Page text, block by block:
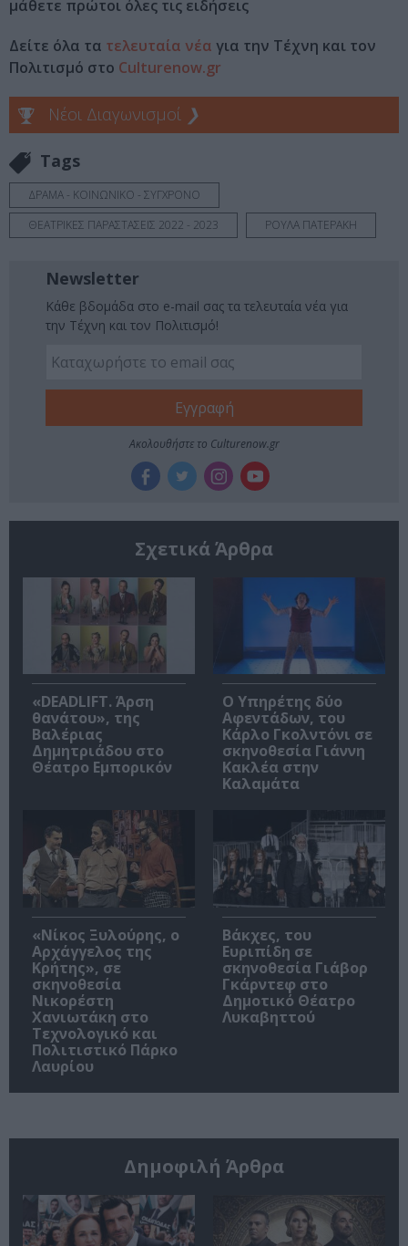
μάθετε πρώτοι όλες τις ειδήσεις
Δείτε όλα τα τελευταία νέα για την Τέχνη και τον
Πολιτισμό στο Culturenow.gr
Νέοι Διαγωνισμοί ❯
Tags
ΔΡΑΜΑ - ΚΟΙΝΩΝΙΚΟ - ΣΥΓΧΡΟΝΟ
ΘΕΑΤΡΙΚΕΣ ΠΑΡΑΣΤΑΣΕΙΣ 2022 - 2023
ΡΟΥΛΑ ΠΑΤΕΡΑΚΗ
Newsletter
Κάθε βδομάδα στο e-mail σας τα τελευταία νέα για
την Τέχνη και τον Πολιτισμό!
Ακολουθήστε το Culturenow.gr
Σχετικά Άρθρα
«DEADLIFT. Άρση
θανάτου», της
Βαλέριας
Δημητριάδου στο
Θέατρο Εμπορικόν
Ο Υπηρέτης δύο
Αφεντάδων, του
Κάρλο Γκολντόνι σε
σκηνοθεσία Γιάννη
Κακλέα στην
Καλαμάτα
«Νίκος Ξυλούρης, ο
Αρχάγγελος της
Κρήτης», σε
σκηνοθεσία
Νικορέστη
Χανιωτάκη στο
Τεχνολογικό και
Πολιτιστικό Πάρκο
Λαυρίου
Βάκχες, του
Ευριπίδη σε
σκηνοθεσία Γιάβορ
Γκάρντεφ στο
Δημοτικό Θέατρο
Λυκαβηττού
Δημοφιλή Άρθρα